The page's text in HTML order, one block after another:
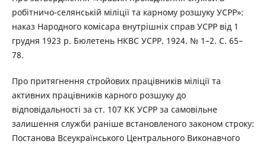
робітничо-селянській міліції та карному розшуку УСРР»:
наказ Народного комісара внутрішніх справ УСРР від 1
грудня 1923 р. Бюлетень НКВС УСРР. 1924. № 1–2. С. 65–
78.
Про притягнення стройових працівників міліції та
активних працівників карного розшуку до
відповідальності за ст. 107 КК УСРР за самовільне
залишення служби раніше встановленого законом строку:
Постанова Всеукраїнського Центрального Виконавчого